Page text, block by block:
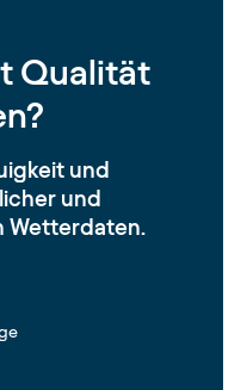
Qualität
und
und
Wetterdaten.